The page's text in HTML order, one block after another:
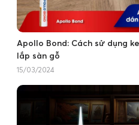
Apollo Bond: Cách sử dụng
lắp sàn gỗ
15/03/2024